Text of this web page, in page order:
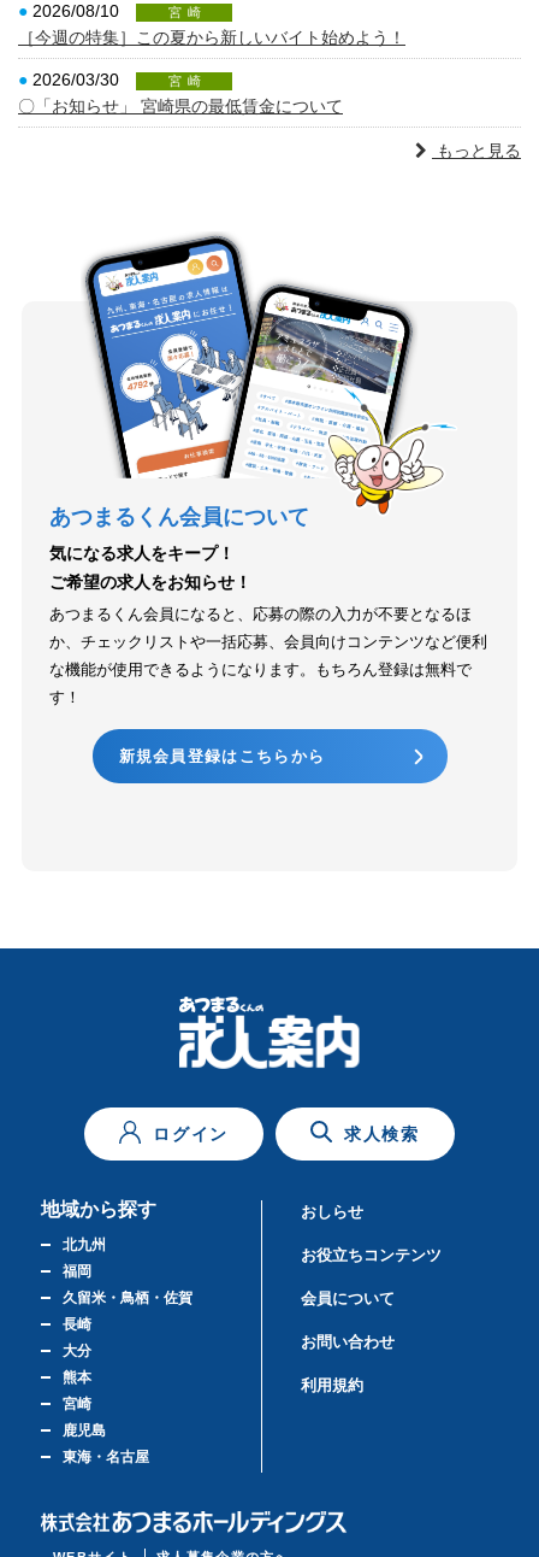
● 2026/08/10 宮崎
［今週の特集］この夏から新しいバイト始めよう！
● 2026/03/30 宮崎
〇「お知らせ」 宮崎県の最低賃金について
もっと見る
あつまるくん会員について
気になる求人をキープ！
ご希望の求人をお知らせ！
あつまるくん会員になると、応募の際の入力が不要となるほ
か、チェックリストや一括応募、会員向けコンテンツなど便利
な機能が使用できるようになります。もちろん登録は無料で
す！
新規会員登録はこちらから
ログイン 求人検索
地域から探す
北九州
福岡
久留米・鳥栖・佐賀
長崎
大分
熊本
宮崎
鹿児島
東海・名古屋
おしらせ
お役立ちコンテンツ
会員について
お問い合わせ
利用規約